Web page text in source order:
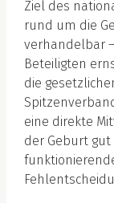
Ziel des
rund um die
verhandelbar
Beteiligten
die
eine direkte
der Geburt